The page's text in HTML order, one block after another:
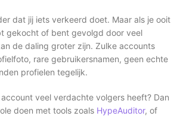
dat jij iets verkeerd doet. Maar als je ooit
gekocht of bent gevolgd door veel
de daling groter zijn. Zulke accounts
rare gebruikersnamen, geen echte
profielen tegelijk.
veel verdachte volgers heeft? Dan
doen met tools zoals HypeAuditor, of